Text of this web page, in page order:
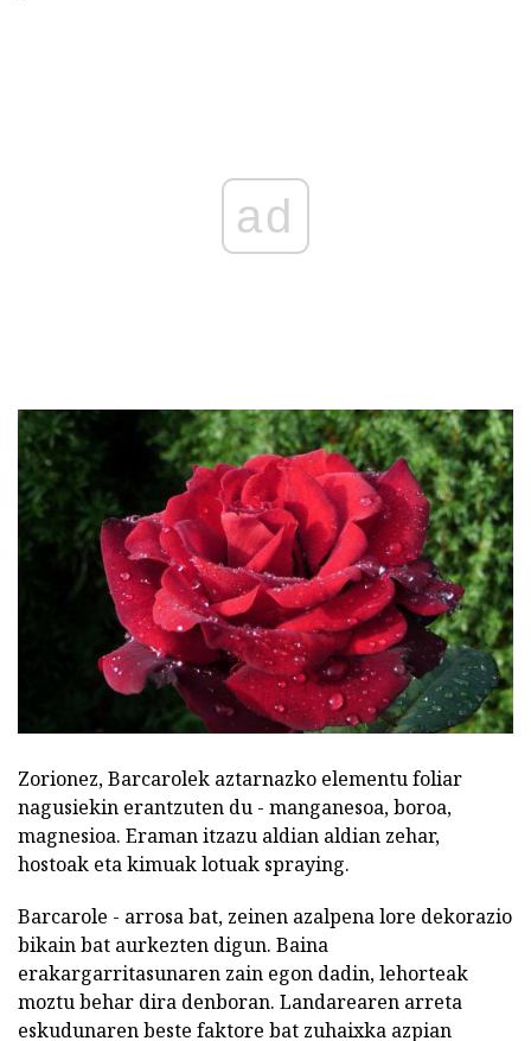
ad
Zorionez, Barcarolek aztarnazko elementu foliar
nagusiekin erantzuten du - manganesoa, boroa,
magnesioa. Eraman itzazu aldian aldian zehar,
hostoak eta kimuak lotuak spraying.
Barcarole - arrosa bat, zeinen azalpena lore dekorazio
bikain bat aurkezten digun. Baina
erakargarritasunaren zain egon dadin, lehorteak
moztu behar dira denboran. Landarearen arreta
eskudunaren beste faktore bat zuhaixka azpian